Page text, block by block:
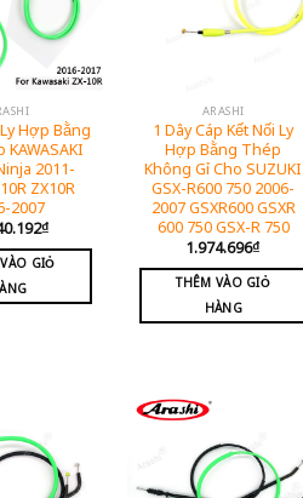
Hợp Bằng
2011-
ZX10R
2007
₫
GIỎ
ARASHI
1 Dây Cáp Kết Nối Ly
Hợp Bằng Thép
Không Gỉ Cho SUZUKI
GSX-R600 750 2006-
2007 GSXR600 GSXR
600 750 GSX-R 750
1.974.696₫
THÊM VÀO GIỎ
HÀNG